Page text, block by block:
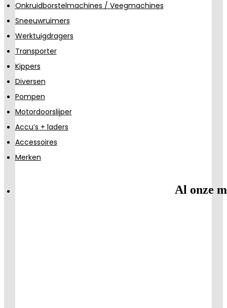
Onkruidborstelmachines / Veegmachines
Sneeuwruimers
Werktuigdragers
Transporter
Kippers
Diversen
Pompen
Motordoorslijper
Accu’s + laders
Accessoires
Merken
Al onze